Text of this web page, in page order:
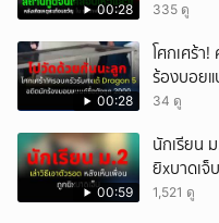
00:28 335 ดู
00:28
โศกเศร้า
ร้องบอย
34 ดู
00:59
นักเรียน
ยิxบาดเจ็
1,521 ดู